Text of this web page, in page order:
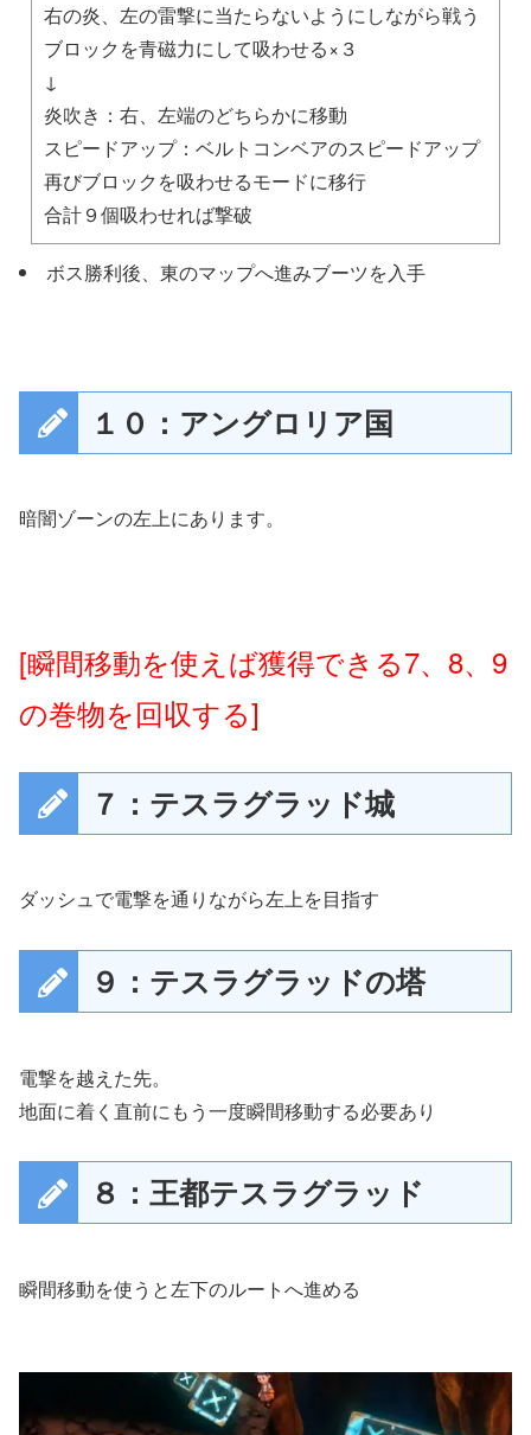
右の炎、左の雷撃に当たらないようにしながら戦う
ブロックを青磁力にして吸わせる×３
↓
炎吹き：右、左端のどちらかに移動
スピードアップ：ベルトコンベアのスピードアップ
再びブロックを吸わせるモードに移行
合計９個吸わせれば撃破
ボス勝利後、東のマップへ進みブーツを入手
１０：アングロリア国
暗闇ゾーンの左上にあります。
[瞬間移動を使えば獲得できる7、8、9
の巻物を回収する]
７：テスラグラッド城
ダッシュで電撃を通りながら左上を目指す
９：テスラグラッドの塔
電撃を越えた先。
地面に着く直前にもう一度瞬間移動する必要あり
８：王都テスラグラッド
瞬間移動を使うと左下のルートへ進める